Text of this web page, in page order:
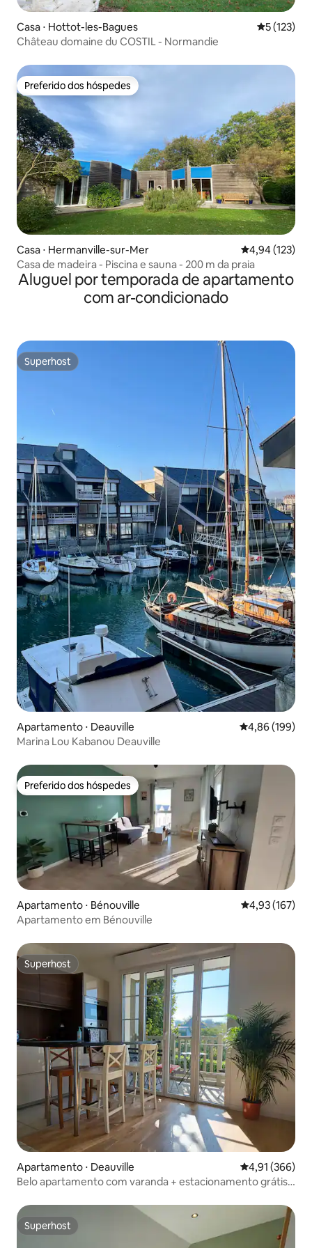
Casa ⋅ Hottot-les-Bagues 5 de uma
5 (123)
Château domaine du COSTIL - Normandie
Preferido dos hóspedes
Preferido dos hóspedes
Casa ⋅ Hermanville-sur-Mer 4,94 de uma
4,94 (123)
Casa de madeira - Piscina e sauna - 200 m da praia
Aluguel por temporada de apartamento
com ar-condicionado
Superhost
Superhost
Apartamento ⋅ Deauville 4,86 de uma
4,86 (199)
Marina Lou Kabanou Deauville
Preferido dos hóspedes
Preferido dos hóspedes
Apartamento ⋅ Bénouville 4,93 de uma
4,93 (167)
Apartamento em Bénouville
Superhost
Superhost
Apartamento ⋅ Deauville 4,91 de uma
4,91 (366)
Belo apartamento com varanda + estacionamento grátis a
Superhost
Superhost